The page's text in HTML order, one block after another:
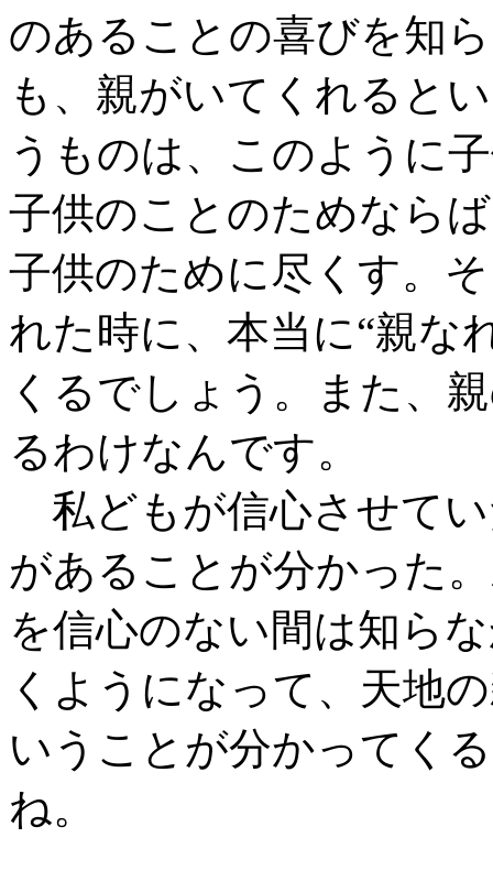
のあることの喜びを知
も、親がいてくれると
うものは、このように
子供のことのためなら
子供のために尽くす。
れた時に、本当に“親な
くるでしょう。また、
るわけなんです。
私どもが信心させて
があることが分かった
を信心のない間は知ら
くようになって、天地
いうことが分かってく
ね。